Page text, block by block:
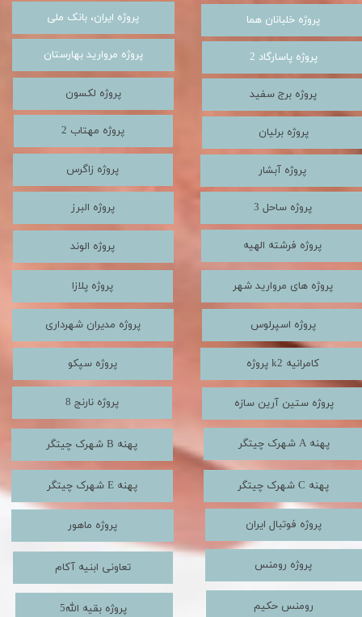
پروژه خلبانان هما پروژه ایران، بانک ملی
پروژه مروارید بهارستان
پروژه برج سفید پروژه لکسون
پروژه مهتاب 2
پروژه پاسارگاد 2
پروژه آبشار پروژه زاگرس
پروژه برلیان
پروژه ساحل 3
پروژه فرشته الهیه
پروژه البرز
پروژه الوند
پروژه های مروارید شهر پروژه پلازا
پروژه اسپرلوس
پروژه k2 کامرانیه
پروژه ستین آرین سازه
پروژه مدیران شهرداری
پروژه سپکو
پروژه نارنج 8
شهرک چیتگر C پهنه شهرک چیتگر E پهنه
شهرک چیتگر B پهنه شهرک چیتگر A پهنه
پروژه فوتبال ایران پروژه ماهور
تعاونی ابنیه آکام پروژه رومنس
رومنس حکیم پروژه بقیه الله5